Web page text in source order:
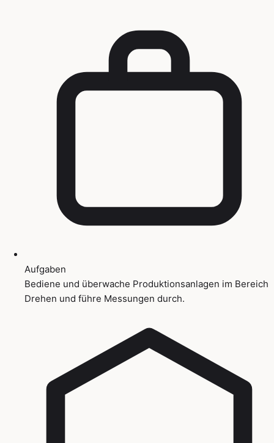
Aufgaben
Bediene und überwache Produktionsanlagen im Bereich
Drehen und führe Messungen durch.